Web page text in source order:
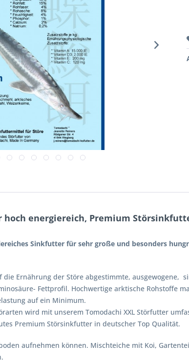
energiereich, Premium
Sinkfutter für sehr große und besonders
die Ernährung der Störe abgestimmte,
Fettprofil. Hochwertige arktische Rohstoffe
auf ein Minimum.
wird mit unserem Tomodachi XXL Störfutter
Premium Störsinkfutter in deutscher Top Qualität.
aufnehmen können. Mischteiche mit Koi,